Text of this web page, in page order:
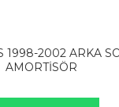
1998-2002 ARKA
AMORTİSÖR